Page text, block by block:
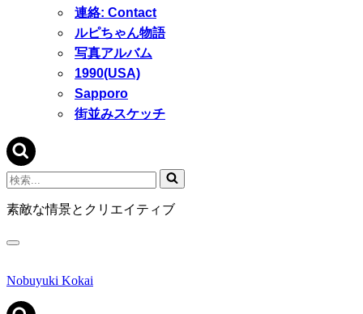
連絡: Contact
ルピちゃん物語
写真アルバム
1990(USA)
Sapporo
街並みスケッチ
検
索...
素敵な情景とクリエイティブ
ナ
ゲ
シ
Nobuyuki Kokai